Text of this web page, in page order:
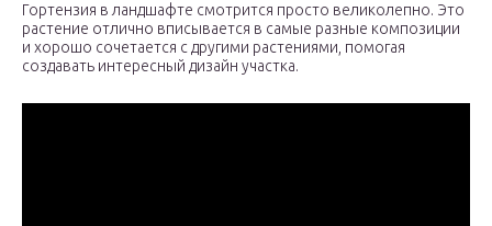
Гортензия в ландшафте смотрится просто великолепно. Это
растение отлично вписывается в самые разные композиции
и хорошо сочетается с другими растениями, помогая
создавать интересный дизайн участка.